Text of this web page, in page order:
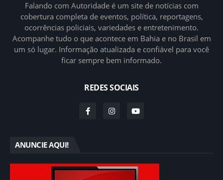
Falando com Autoridade é um site de notícias com
cobertura completa de eventos, política, reportagens,
ocorrências policiais, variedades e entretenimento.
Acompanhe tudo o que acontece em Bahia e no Brasil em
um só lugar. Informação atualizada e confiável para você
ficar sempre bem informado.
REDES SOCIAIS
ANUNCIE AQUI!